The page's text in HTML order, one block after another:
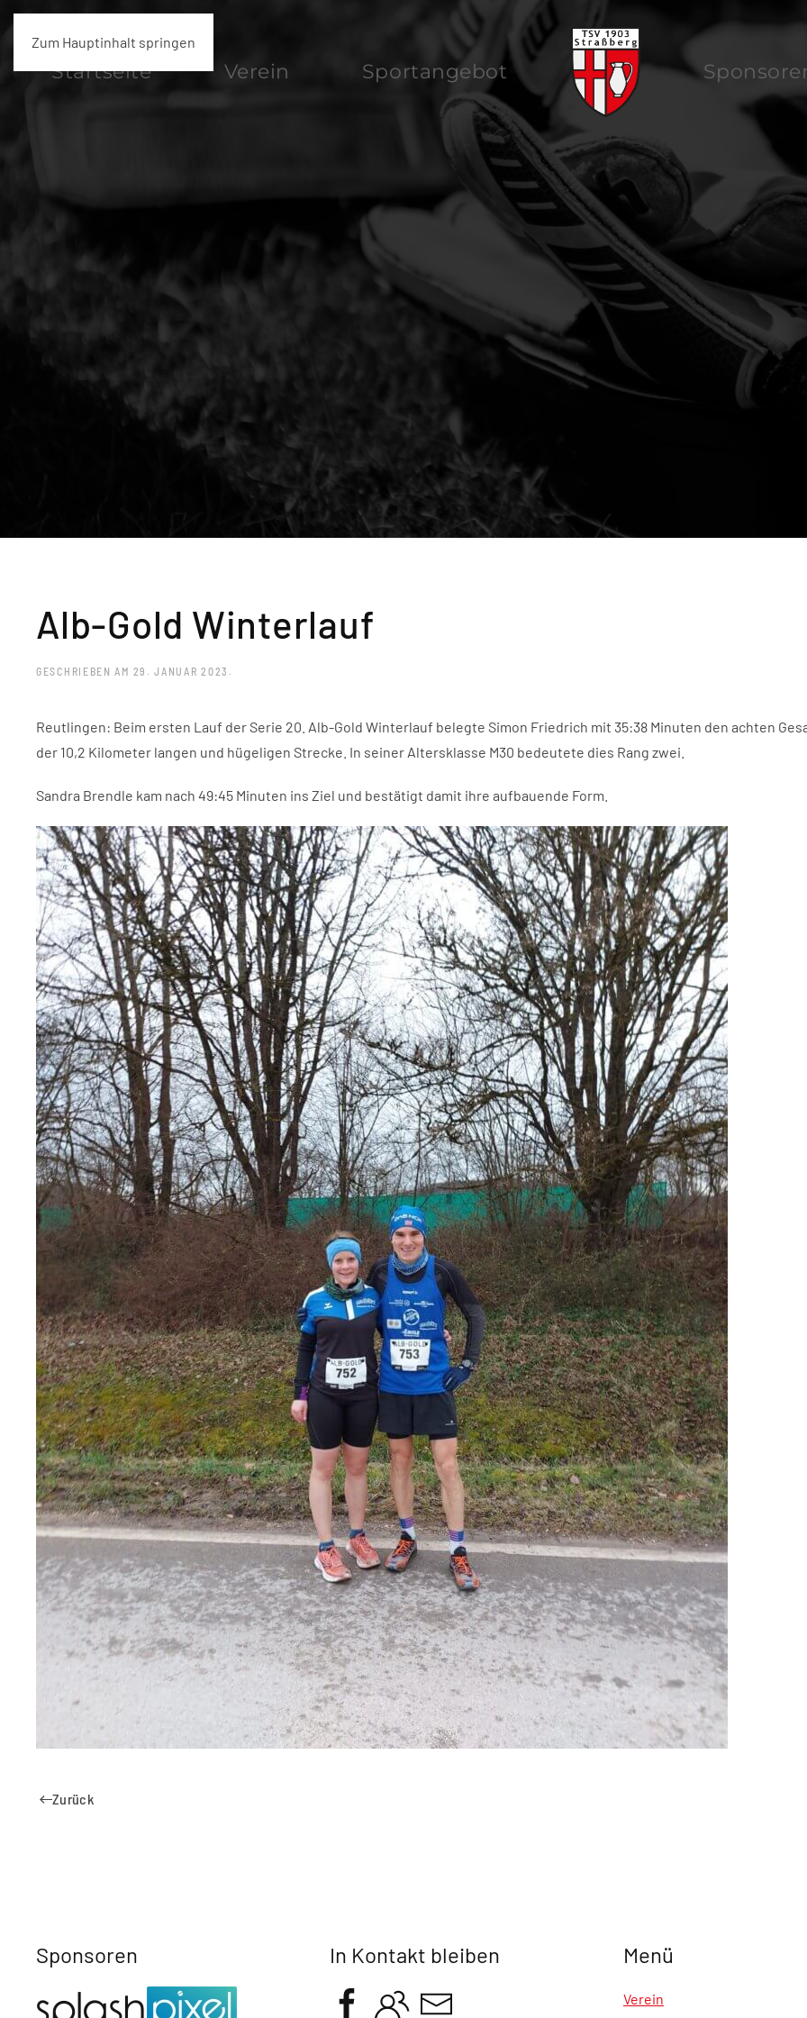
Zum Hauptinhalt springen
Startseite Verein Sportangebot
Alb-Gold Winterlauf
GESCHRIEBEN AM 29. JANUAR 2023 .
Reutlingen: Beim ersten Lauf der Serie 20. Alb-Gold Winterlauf belegte Simon Friedrich mit 35:38 Minuten den achten
der 10,2 Kilometer langen und hügeligen Strecke. In seiner Altersklasse M30 bedeutete dies Rang zwei.
Sandra Brendle kam nach 49:45 Minuten ins Ziel und bestätigt damit ihre aufbauende Form.
Zurück
Sponsoren In Kontakt bleiben Menü
Verein